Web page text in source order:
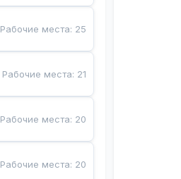
Рабочие места: 25
Рабочие места: 21
Рабочие места: 20
Рабочие места: 20